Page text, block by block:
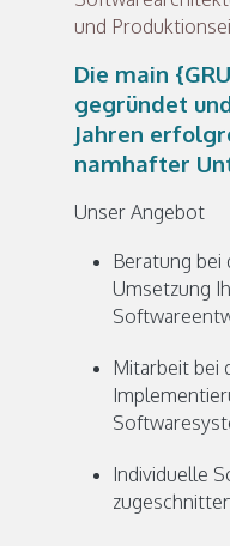
und
Die main
gegründet
Jahren
namhafter
Unser Angebot
Beratung bei
Umsetzung
Mitarbeit bei
Individuelle